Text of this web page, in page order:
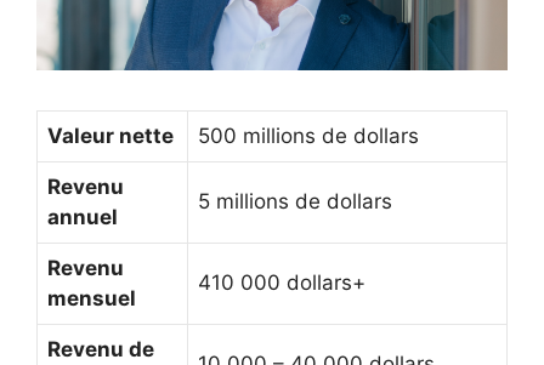
Valeur nette 500 millions de dollars
Revenu
annuel
5 millions de dollars
Revenu
mensuel
410 000 dollars+
Revenu de